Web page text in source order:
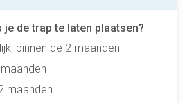
je de trap te laten plaatsen?
binnen de 2 maanden
maanden